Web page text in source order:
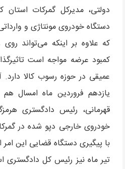
دستگاه خودروی مونتاژی و
که علاوه بر اینکه می‌تواند
کمبود عرضه مواجه است
عمیقی در حوزه رسوب کالا
یازدهم فروردین ماه امسال
قهرمانی، رئیس دادگستری
خودروی خارجی دپو شده در
با پیگیری دستگاه قضایی این